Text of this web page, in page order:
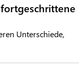
Unterschiede,